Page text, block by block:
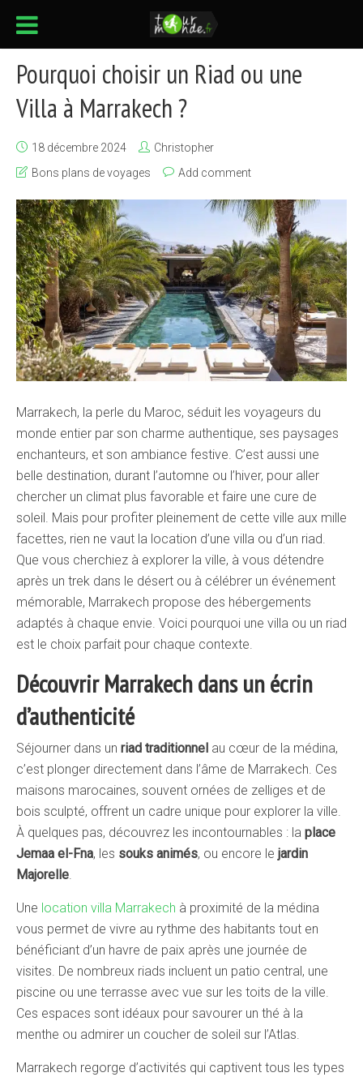
Pourquoi choisir un Riad ou une
Villa à Marrakech ?
18 décembre 2024
Christopher
Bons plans de voyages
Add comment
Marrakech, la perle du Maroc, séduit les voyageurs du
monde entier par son charme authentique, ses paysages
enchanteurs, et son ambiance festive. C’est aussi une
belle destination, durant l’automne ou l’hiver, pour aller
chercher un climat plus favorable et faire une cure de
soleil. Mais pour profiter pleinement de cette ville aux mille
facettes, rien ne vaut la location d’une villa ou d’un riad.
Que vous cherchiez à explorer la ville, à vous détendre
après un trek dans le désert ou à célébrer un événement
mémorable, Marrakech propose des hébergements
adaptés à chaque envie. Voici pourquoi une villa ou un riad
est le choix parfait pour chaque contexte.
Découvrir Marrakech dans un écrin
d’authenticité
Séjourner dans un riad traditionnel au cœur de la médina,
c’est plonger directement dans l’âme de Marrakech. Ces
maisons marocaines, souvent ornées de zelliges et de
bois sculpté, offrent un cadre unique pour explorer la ville.
À quelques pas, découvrez les incontournables : la place
Jemaa el-Fna, les souks animés, ou encore le jardin
Majorelle.
Une location villa Marrakech à proximité de la médina
vous permet de vivre au rythme des habitants tout en
bénéficiant d’un havre de paix après une journée de
visites. De nombreux riads incluent un patio central, une
piscine ou une terrasse avec vue sur les toits de la ville.
Ces espaces sont idéaux pour savourer un thé à la
menthe ou admirer un coucher de soleil sur l’Atlas.
Marrakech regorge d’activités qui captivent tous les types